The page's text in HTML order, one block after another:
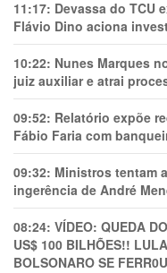
11:17: Devassa do TCU
Flávio Dino aciona
10:22: Nunes Marques
juiz auxiliar e atrai
09:52: Relatório expõe
Fábio Faria com
09:32: Ministros tentam
ingerência de André
08:24: VÍDEO: QUEDA
US$ 100 BILHÕES!!
BOLSONARO SE FERR0U